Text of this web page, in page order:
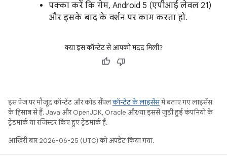
पक्का करें कि गेम, Android 5 (एपीआई लेवल 21)
और इसके बाद के वर्शन पर काम करता हो.
क्या इस कॉन्टेंट से आपको मदद मिली?
इस पेज पर मौजूद कॉन्टेंट और कोड सैंपलकॉन्टेंट के लाइसेंसमें बताए गए लाइसेंस
के हिसाब से हैं. Java और OpenJDK, Oracle और/या इससे जुड़ी हुई कंपनियों के
ट्रेडमार्क या रजिस्टर किए हुए ट्रेडमार्क हैं.
आखिरी बार 2026-06-25 (UTC) को अपडेट किया गया.